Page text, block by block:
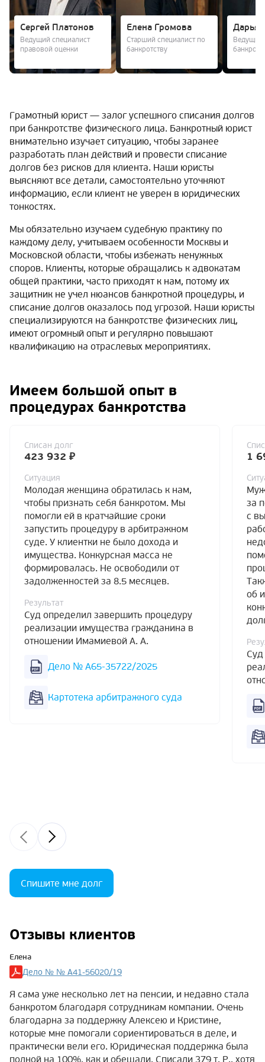
Сергей Платонов
Ведущий специалист
правовой оценки
Елена Громова
Старший специалист по
банкротству
Дарья
Ведущий
Грамотный юрист — залог успешного списания долгов
при банкротстве физического лица. Банкротный юрист
внимательно изучает ситуацию, чтобы заранее
разработать план действий и провести списание
долгов без рисков для клиента. Наши юристы
выясняют все детали, самостоятельно уточняют
информацию, если клиент не уверен в юридических
тонкостях.
Мы обязательно изучаем судебную практику по
каждому делу, учитываем особенности Москвы и
Московской области, чтобы избежать ненужных
споров. Клиенты, которые обращались к адвокатам
общей практики, часто приходят к нам, потому их
защитник не учел нюансов банкротной процедуры, и
списание долгов оказалось под угрозой. Наши юристы
специализируются на банкротстве физических лиц,
имеют огромный опыт и регулярно повышают
квалификацию на отраслевых мероприятиях.
Имеем большой опыт в
процедурах банкротства
Списан долг
423 932 ₽
Ситуация
Молодая женщина обратилась к нам,
чтобы признать себя банкротом. Мы
помогли ей в кратчайшие сроки
запустить процедуру в арбитражном
суде. У клиентки не было дохода и
имущества. Конкурсная масса не
формировалась. Не освободили от
задолженностей за 8.5 месяцев.
Результат
Суд определил завершить процедуру
реализации имущества гражданина в
отношении Имамиевой А. А.
Дело № А65-35722/2025
Картотека арбитражного суда
1
за
с
об
Спишите мне долг
Отзывы клиентов
Елена
Дело № № А41-56020/19
Я сама уже несколько лет на пенсии, и недавно стала
банкротом благодаря сотрудникам компании. Очень
благодарна за поддержку Алексею и Кристине,
которые мне помогали сориентироваться в деле, и
практически вели его. Юридическая поддержка была